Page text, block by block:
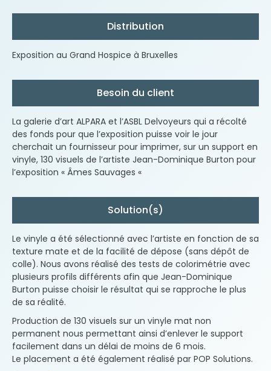
Distribution
Exposition au Grand Hospice à Bruxelles
Besoin du client
La galerie d’art ALPARA et l’ASBL Delvoyeurs qui a récolté
des fonds pour que l’exposition puisse voir le jour
cherchait un fournisseur pour imprimer, sur un support en
vinyle, 130 visuels de l’artiste Jean-Dominique Burton pour
l’exposition « Âmes Sauvages «
Solution(s)
Le vinyle a été sélectionné avec l’artiste en fonction de sa
texture mate et de la facilité de dépose (sans dépôt de
colle). Nous avons réalisé des tests de colorimétrie avec
plusieurs profils différents afin que Jean-Dominique
Burton puisse choisir le résultat qui se rapproche le plus
de sa réalité.
Production de 130 visuels sur un vinyle mat non
permanent nous permettant ainsi d’enlever le support
facilement dans un délai de moins de 6 mois.
Le placement a été également réalisé par POP Solutions.